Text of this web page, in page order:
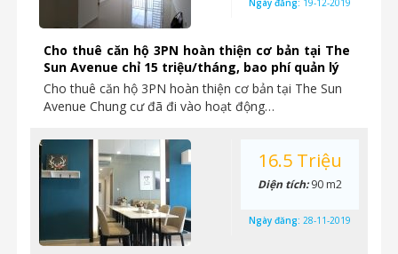
Cho thuê căn hộ 3PN hoàn thiện cơ bản tại The
Sun Avenue chỉ 15 triệu/tháng, bao phí quản lý
Cho thuê căn hộ 3PN hoàn thiện cơ bản tại The Sun
Avenue Chung cư đã đi vào hoạt động…
Ngày đăng: 19-12-2019
16.5 Triệu
Diện tích:90 m2
Ngày đăng: 28-11-2019